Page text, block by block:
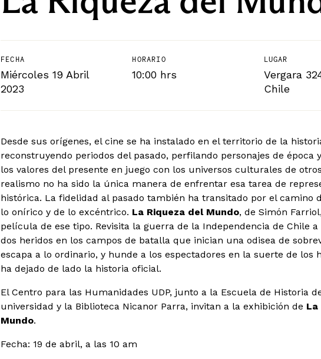
FECHA
Miércoles 19 Abril
2023
HORARIO
10:00 hrs
LUGAR
Vergara
Chile
Desde sus orígenes, el cine se ha instalado en el territorio de la
reconstruyendo periodos del pasado, perfilando personajes de época
los valores del presente en juego con los universos culturales de
realismo no ha sido la única manera de enfrentar esa tarea de
histórica. La fidelidad al pasado también ha transitado por el camino
lo onírico y de lo excéntrico. La Riqueza del Mundo, de Simón
película de ese tipo. Revisita la guerra de la Independencia de Chile a
dos heridos en los campos de batalla que inician una odisea de
escapa a lo ordinario, y hunde a los espectadores en la suerte de los
ha dejado de lado la historia oficial.
El Centro para las Humanidades UDP, junto a la Escuela de Historia
universidad y la Biblioteca Nicanor Parra, invitan a la exhibición de La
Mundo.
Fecha: 19 de abril, a las 10 am